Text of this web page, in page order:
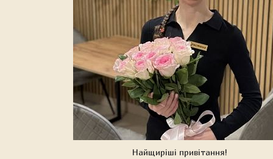
Найщиріші привітання!